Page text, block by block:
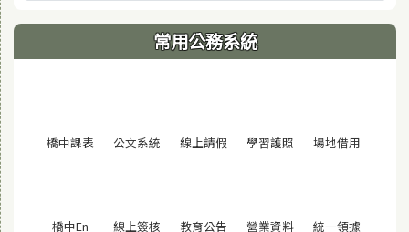
常用公務系統
橋中課表 (另開視窗)
公文系統 (另開視窗)
線上請假 (另開視窗)
學習護照 (另開視窗)
場地借用
橋中En (另開視窗)
線上簽核 (另開視窗)
教育公告 (另開視窗)
營業資料(另開視窗)
統一領據